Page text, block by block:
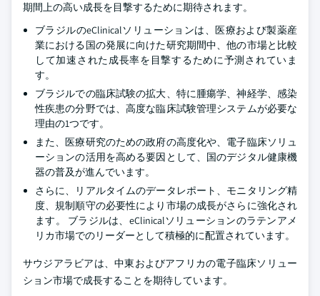
期間上の高い成長を目撃するために期待されます。
ブラジルのeClinicalソリューションは、医療および製薬産
業における国の発展に向けた研究期間中、他の市場と比較
して加速された成長率を目撃するために予測されていま
す。
ブラジルでの臨床試験の拡大、特に腫瘍学、神経学、感染
性疾患の分野では、高度な臨床試験管理システムが必要な
理由の1つです。
また、医療研究のための政府の高度化や、電子臨床ソリュ
ーションの活用を高める要因として、国のデジタル健康機
器の普及が進んでいます。
さらに、リアルタイムのデータレポート、モニタリング精
度、規制順守の必要性により市場の成長がさらに強化され
ます。 ブラジルは、eClinicalソリューションのラテンアメ
リカ市場でのリーダーとして積極的に配置されています。
サウジアラビアは、中東およびアフリカの電子臨床ソリュー
ション市場で成長することを期待しています。